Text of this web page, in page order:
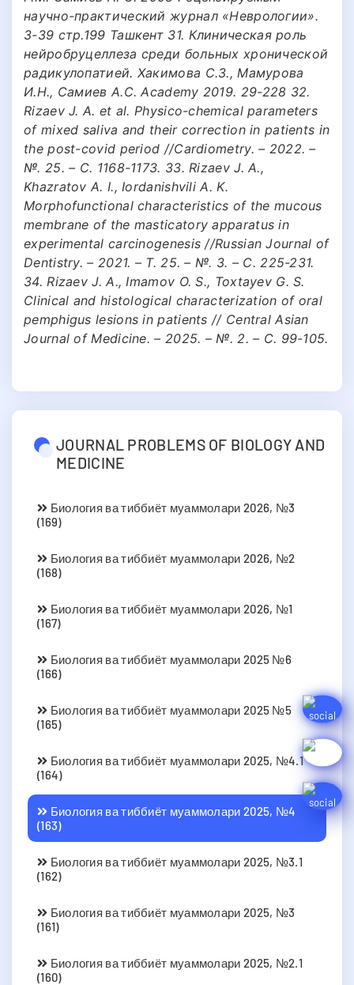
научно-практический журнал «Неврологии».
3-39 стр.199 Ташкент 31. Клиническая роль
нейробруцеллеза среди больных хронической
радикулопатией. Хакимова С.З., Мамурова
И.Н., Самиев А.С. Academy 2019. 29-228 32.
Rizaev J. A. et al. Physico-chemical parameters
of mixed saliva and their correction in patients in
the post-covid period //Cardiometry. – 2022. –
№. 25. – С. 1168-1173. 33. Rizaev J. A.,
Khazratov A. I., Iordanishvili A. K.
Morphofunctional characteristics of the mucous
membrane of the masticatory apparatus in
experimental carcinogenesis //Russian Journal of
Dentistry. – 2021. – Т. 25. – №. 3. – С. 225-231.
34. Rizaev J. A., Imamov O. S., Toxtayev G. S.
Clinical and histological characterization of oral
pemphigus lesions in patients // Central Asian
Journal of Medicine. – 2025. – №. 2. – С. 99-105.
JOURNAL PROBLEMS OF BIOLOGY AND
MEDICINE
Биология ва тиббиёт муаммолари 2026, №3
(169)
Биология ва тиббиёт муаммолари 2026, №2
(168)
Биология ва тиббиёт муаммолари 2026, №1
(167)
Биология ва тиббиёт муаммолари 2025 №6
(166)
Биология ва тиббиёт муаммолари 2025 №5
(165)
Биология ва тиббиёт муаммолари 2025, №4.1
(164)
Биология ва тиббиёт муаммолари 2025, №4
(163)
Биология ва тиббиёт муаммолари 2025, №3.1
(162)
Биология ва тиббиёт муаммолари 2025, №3
(161)
Биология ва тиббиёт муаммолари 2025, №2.1
(160)